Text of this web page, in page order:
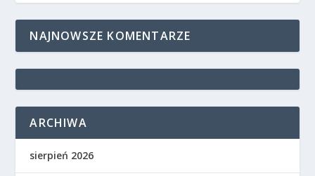
NAJNOWSZE KOMENTARZE
ARCHIWA
sierpień 2026